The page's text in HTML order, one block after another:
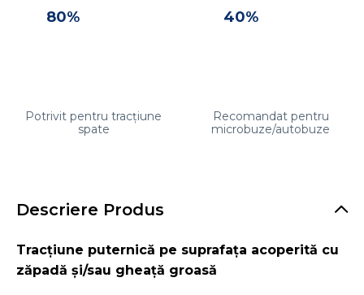
80%
Potrivit pentru tracțiune
spate
40%
Recomandat pentru
microbuze/autobuze
Descriere Produs
Tracțiune puternică pe suprafața acoperită cu
zăpadă și/sau gheață groasă